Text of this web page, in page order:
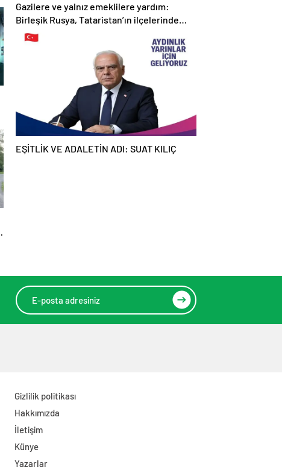
Gazilere ve yalnız emeklilere yardım:
Birleşik Rusya, Tataristan’ın ilçelerinde
“Kar İnişi” kampanyası düzenliyor
EŞİTLİK VE ADALETİN ADI: SUAT KILIÇ
Gizlilik politikası
Hakkımızda
İletişim
Künye
Yazarlar